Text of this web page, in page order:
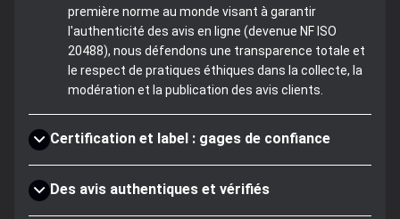
première norme au monde visant à garantir
l'authenticité des avis en ligne (devenue NF ISO
20488), nous défendons une transparence totale et
le respect de pratiques éthiques dans la collecte, la
modération et la publication des avis clients.
Certification et label : gages de confiance
Des avis authentiques et vérifiés